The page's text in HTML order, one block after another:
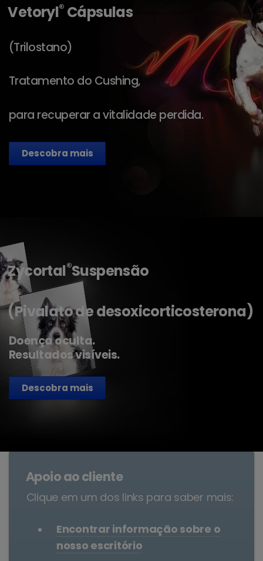
Vetoryl® Cápsulas
(Trilostano)
Tratamento do Cushing,
para recuperar a vitalidade perdida.
Descobra mais
Zycortal®Suspensão
(Pivalato de desoxicorticosterona)
Doença oculta.
Resultados visíveis.
Descobra mais
Apoio ao cliente
Clique em um dos links para saber mais:
Encontrar informação sobre o
nosso escritório